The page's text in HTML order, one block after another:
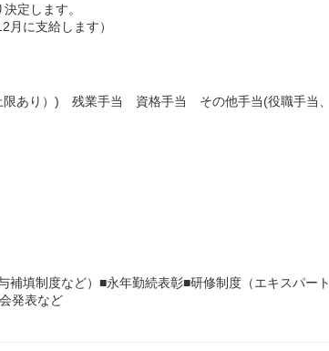
定します。
に支給します）
あり）) 残業手当 資格手当 その他手当(役職手当、
填制度など）■永年勤続表彰■研修制度（エキスパート
発表など